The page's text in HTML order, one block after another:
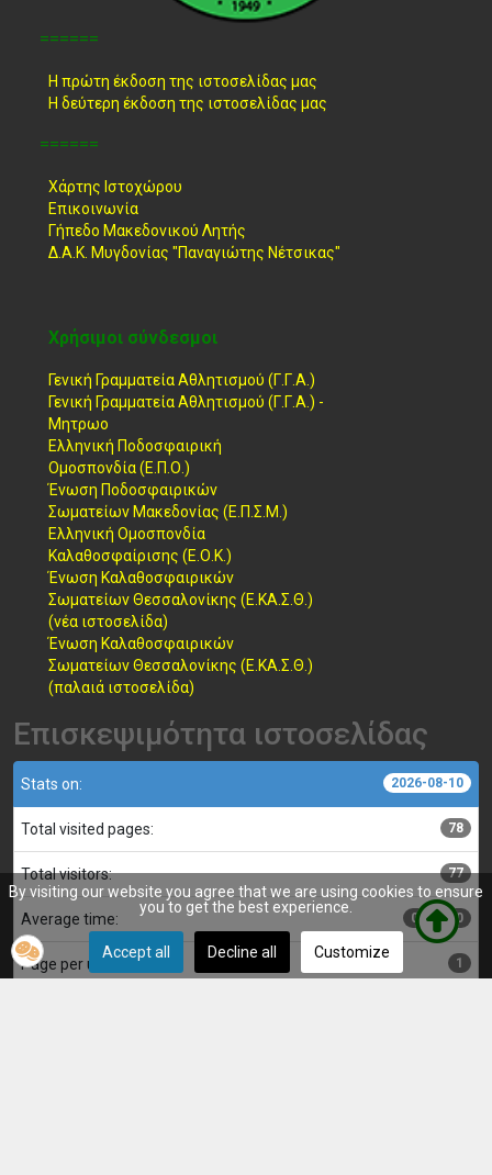
======
Η πρώτη έκδοση της ιστοσελίδας μας
Η δεύτερη έκδοση της ιστοσελίδας μας
======
Χάρτης Ιστοχώρου
Επικοινωνία
Γήπεδο Μακεδονικού Λητής
Δ.Α.Κ. Μυγδονίας "Παναγιώτης Νέτσικας"
Χρήσιμοι σύνδεσμοι
Γενική Γραμματεία Αθλητισμού (Γ.Γ.Α.)
Γενική Γραμματεία Αθλητισμού (Γ.Γ.Α.) -
Μητρωο
Ελληνική Ποδοσφαιρική
Ομοσπονδία (Ε.Π.Ο.)
Ένωση Ποδοσφαιρικών
Σωματείων Μακεδονίας (Ε.Π.Σ.Μ.)
Ελληνική Ομοσπονδία
Καλαθοσφαίρισης (Ε.Ο.Κ.)
Ένωση Καλαθοσφαιρικών
Σωματείων Θεσσαλονίκης (Ε.ΚΑ.Σ.Θ.)
(νέα ιστοσελίδα)
Ένωση Καλαθοσφαιρικών
Σωματείων Θεσσαλονίκης (Ε.ΚΑ.Σ.Θ.)
(παλαιά ιστοσελίδα)
Επισκεψιμότητα ιστοσελίδας
Stats on: 2026-08-10
Total visited pages: 78
Total visitors: 77
Average time: 00:00:00
Page per user: 1
By visiting our website you agree that we are using cookies to ensure
you to get the best experience.
Accept all Decline all Customize